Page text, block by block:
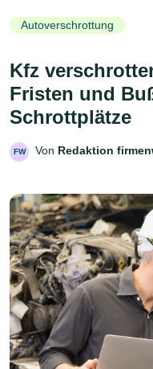
Autoverschrottung
Kfz
Fristen und
Schrottplätze
FW Von Redaktion